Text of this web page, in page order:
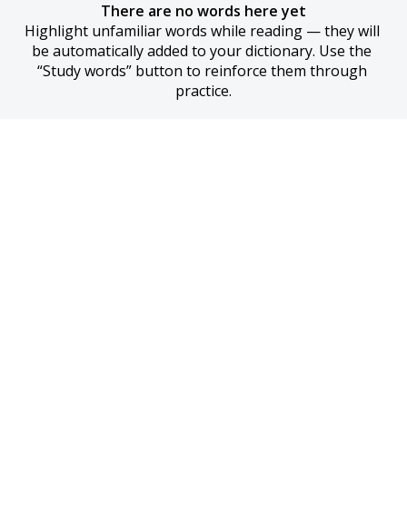
There are no words here yet
Highlight unfamiliar words while reading — they will
be automatically added to your dictionary. Use the
“Study words” button to reinforce them through
practice.